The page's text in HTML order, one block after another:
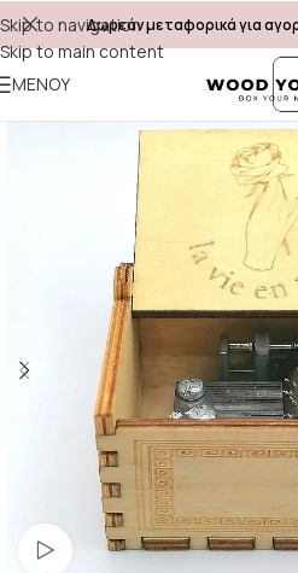
Skip to navigation
Skip to main content
Δωρεάν μεταφορικά για
ΜΕΝΟΎ
Δείτε το βίντεο